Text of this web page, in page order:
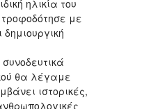
ηλικία του
τροφοδότησε με
θα λέγαμε
ιστορικές,